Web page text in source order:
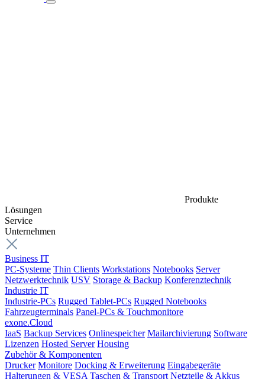
Produkte
Lösungen
Service
Unternehmen
Business IT
PC-Systeme Thin Clients Workstations Notebooks Server
Netzwerktechnik USV Storage & Backup Konferenztechnik
Industrie IT
Industrie-PCs Rugged Tablet-PCs Rugged Notebooks
Fahrzeugterminals Panel-PCs & Touchmonitore
exone.Cloud
IaaS Backup Services Onlinespeicher Mailarchivierung Software
Lizenzen Hosted Server Housing
Zubehör & Komponenten
Drucker Monitore Docking & Erweiterung Eingabegeräte
Halterungen & VESA Taschen & Transport Netzteile & Akkus